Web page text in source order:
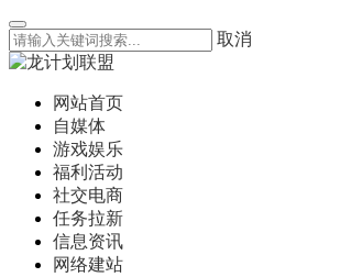
取消
网站首页
自媒体
游戏娱乐
福利活动
社交电商
任务拉新
信息资讯
网络建站